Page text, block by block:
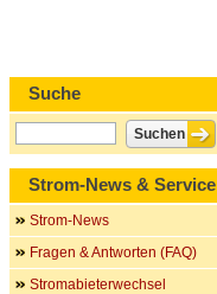
Suche
Strom-News & Service
Strom-News
Fragen & Antworten (FAQ)
Stromabieterwechsel